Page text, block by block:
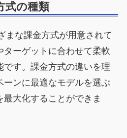
式の種類
まな課金方式が用意されて
ターゲットに合わせて柔軟
です。課金方式の違いを理
ーンに最適なモデルを選ぶ
大化することができま